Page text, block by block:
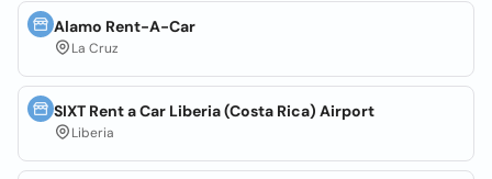
Alamo Rent-A-Car
La Cruz
SIXT Rent a Car Liberia (Costa Rica) Airport
Liberia